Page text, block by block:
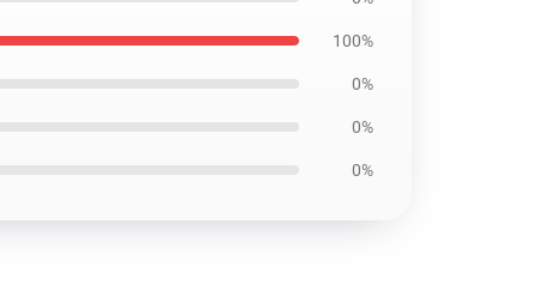
100%
0%
0%
0%